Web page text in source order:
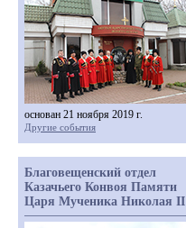
основан 21 ноября 2019 г.
Другие события
Благовещенский отдел
Казачьего Конвоя Памяти
Царя Мученика Николая II